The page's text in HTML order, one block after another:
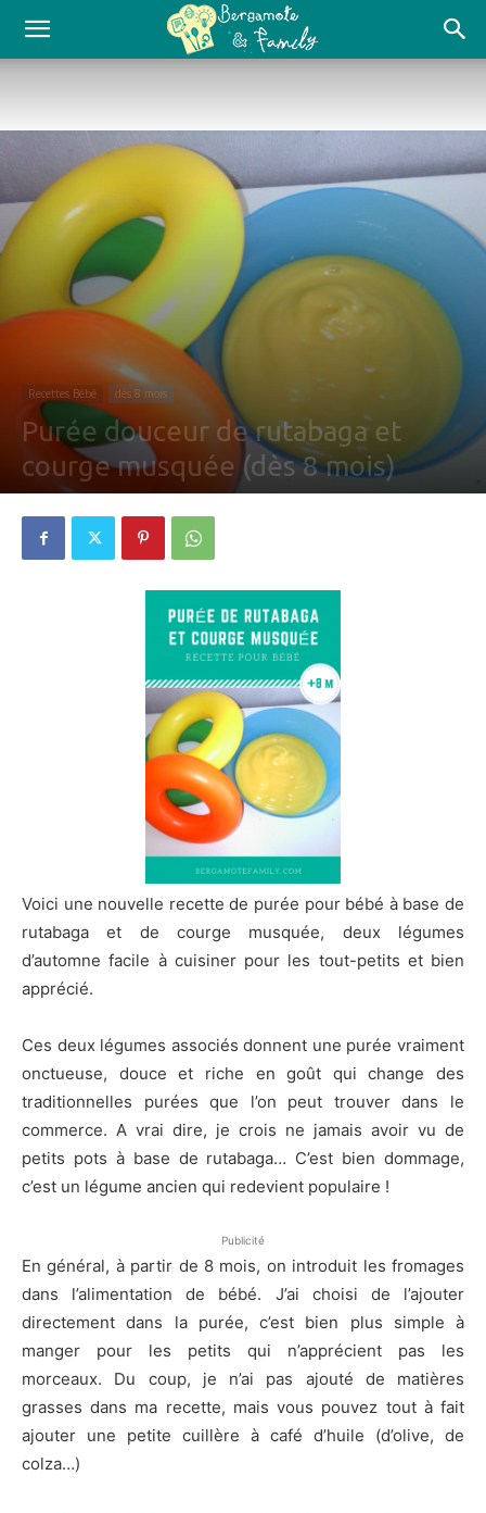
Recettes Bébé dès 8 mois
Purée douceur de rutabaga et
courge musquée (dès 8 mois)
Voici une nouvelle recette de purée pour bébé à base de
rutabaga et de courge musquée, deux légumes
d’automne facile à cuisiner pour les tout-petits et bien
apprécié.
Ces deux légumes associés donnent une purée vraiment
onctueuse, douce et riche en goût qui change des
traditionnelles purées que l’on peut trouver dans le
commerce. A vrai dire, je crois ne jamais avoir vu de
petits pots à base de rutabaga… C’est bien dommage,
c’est un légume ancien qui redevient populaire !
Publicité
En général, à partir de 8 mois, on introduit les fromages
dans l’alimentation de bébé. J’ai choisi de l’ajouter
directement dans la purée, c’est bien plus simple à
manger pour les petits qui n’apprécient pas les
morceaux. Du coup, je n’ai pas ajouté de matières
grasses dans ma recette, mais vous pouvez tout à fait
ajouter une petite cuillère à café d’huile (d’olive, de
colza…)